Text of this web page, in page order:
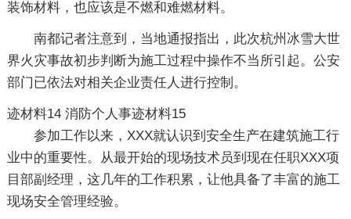
装饰材料，也应该是不燃和难燃材料。
南都记者注意到，当地通报指出，此次杭州冰雪大世
界火灾事故初步判断为施工过程中操作不当所引起。公安
部门已依法对相关企业责任人进行控制。
迹材料14
参加工作以来，XXX就认识到安全生产在建筑施工行
业中的重要性。从最开始的现场技术员到现在任职XXX项
目部副经理，这几年的工作积累，让他具备了丰富的施工
现场安全管理经验。
消防个人事迹材料15